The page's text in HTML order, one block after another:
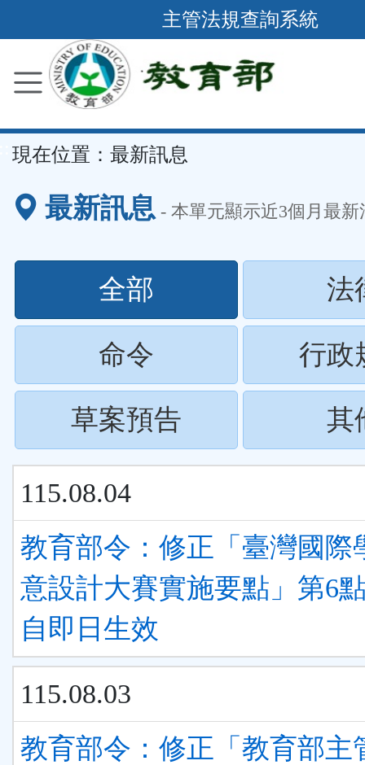
到
要
容
區
主管法規查詢系統
現在位置： 最新訊息
最新訊息 - 本單元顯示近3個月最新
全部
按
ENTER
查
清
單)
法
命令
按
下
ENTER
查
看
清
單)
行政
草案預告
按
ENTER
查
清
其
115.08.04
教育部令：修正「臺灣國際
意設計大賽實施要點」第6
自即日生效
115.08.03
教育部令：修正「教育部主